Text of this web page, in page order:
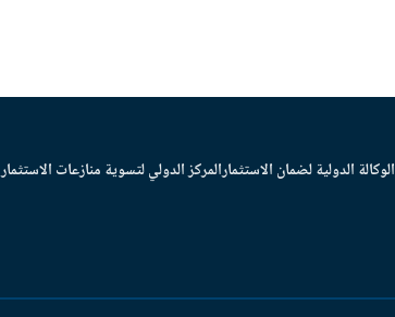
الوكالة الدولية لضمان الاستثمارالمركز الدولي لتسوية منازعات الاستثمار